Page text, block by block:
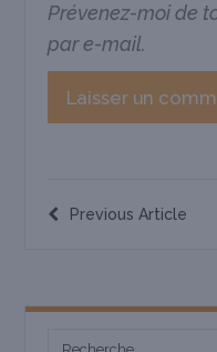
Prévenez-moi de
par e-mail.
Previous Article